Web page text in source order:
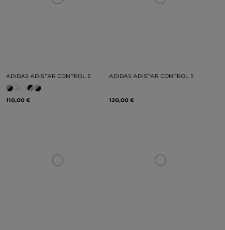
ADIDAS ADISTAR CONTROL 5
110,00 €
ADIDAS ADISTAR CONTROL 5
120,00 €